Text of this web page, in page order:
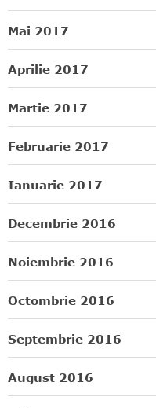
Mai 2017
Aprilie 2017
Martie 2017
Februarie 2017
Ianuarie 2017
Decembrie 2016
Noiembrie 2016
Octombrie 2016
Septembrie 2016
August 2016